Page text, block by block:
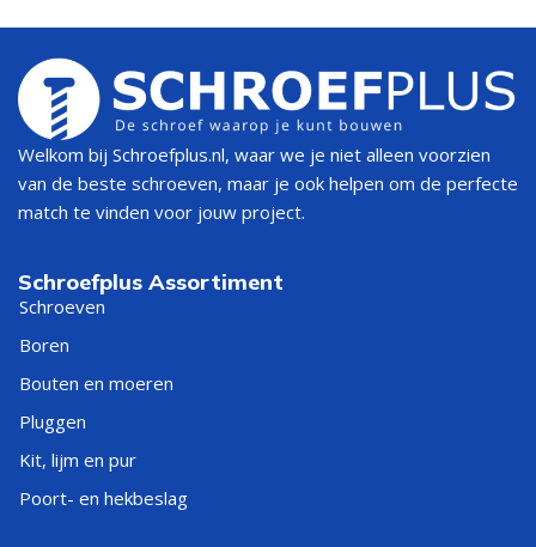
Welkom bij Schroefplus.nl, waar we je niet alleen voorzien
van de beste schroeven, maar je ook helpen om de perfecte
match te vinden voor jouw project.
Schroefplus Assortiment
Schroeven
Boren
Bouten en moeren
Pluggen
Kit, lijm en pur
Poort- en hekbeslag